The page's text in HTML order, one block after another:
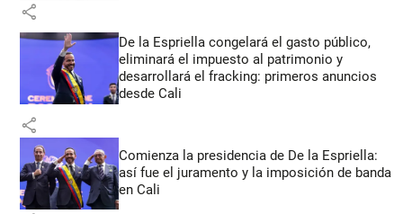
share
De la Espriella congelará el gasto público,
eliminará el impuesto al patrimonio y
desarrollará el fracking: primeros anuncios
desde Cali
share
Comienza la presidencia de De la Espriella:
así fue el juramento y la imposición de banda
en Cali